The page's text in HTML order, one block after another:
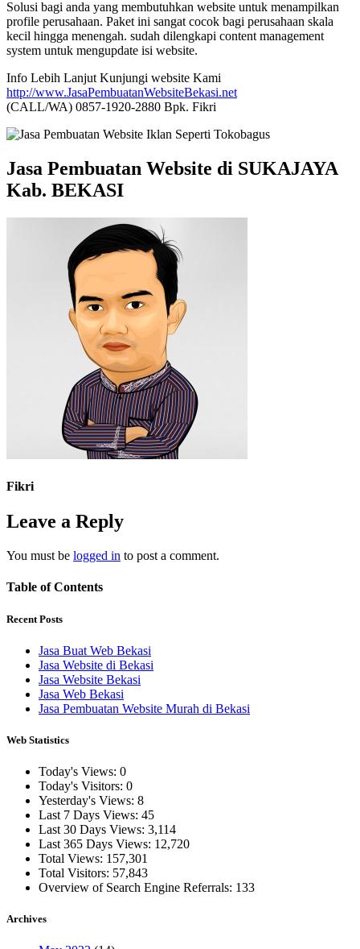
Solusi bagi anda yang membutuhkan website untuk menampilkan
profile perusahaan. Paket ini sangat cocok bagi perusahaan skala
kecil hingga menengah. sudah dilengkapi content management
system untuk mengupdate isi website.
Info Lebih Lanjut Kunjungi website Kami
http://www.JasaPembuatanWebsiteBekasi.net
(CALL/WA) 0857-1920-2880 Bpk. Fikri
Jasa Pembuatan Website di SUKAJAYA
Kab. BEKASI
Fikri
Leave a Reply
You must be logged in to post a comment.
Table of Contents
Recent Posts
Jasa Buat Web Bekasi
Jasa Website di Bekasi
Jasa Website Bekasi
Jasa Web Bekasi
Jasa Pembuatan Website Murah di Bekasi
Web Statistics
Today's Views: 0
Today's Visitors: 0
Yesterday's Views: 8
Last 7 Days Views: 45
Last 30 Days Views: 3,114
Last 365 Days Views: 12,720
Total Views: 157,301
Total Visitors: 57,843
Overview of Search Engine Referrals: 133
Archives